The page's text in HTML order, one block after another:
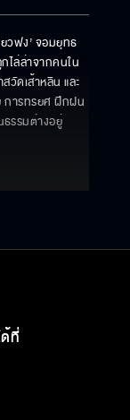
วฟง’ จอมยุทธ
ไล่ล่าจากคนใน
วัดเส้าหลิน และ
การทรยศ ฝึกฝน
รรมต่างอยู่
ที่